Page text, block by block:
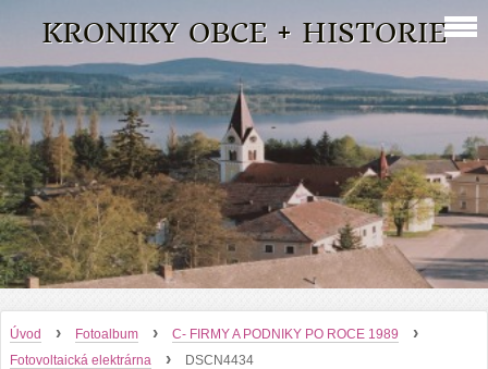
KRONIKY OBCE + HISTORIE
Úvod › Fotoalbum › C- FIRMY A PODNIKY PO ROCE 1989 ›
Fotovoltaická elektrárna › DSCN4434